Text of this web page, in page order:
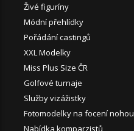
Živé figuríny
Módní přehlídky
Pořádání castingů
XXL Modelky
Miss Plus Size ČR
Golfové turnaje
Služby vizážistky
Fotomodelky na focení nohou
Nabídka komparzistů